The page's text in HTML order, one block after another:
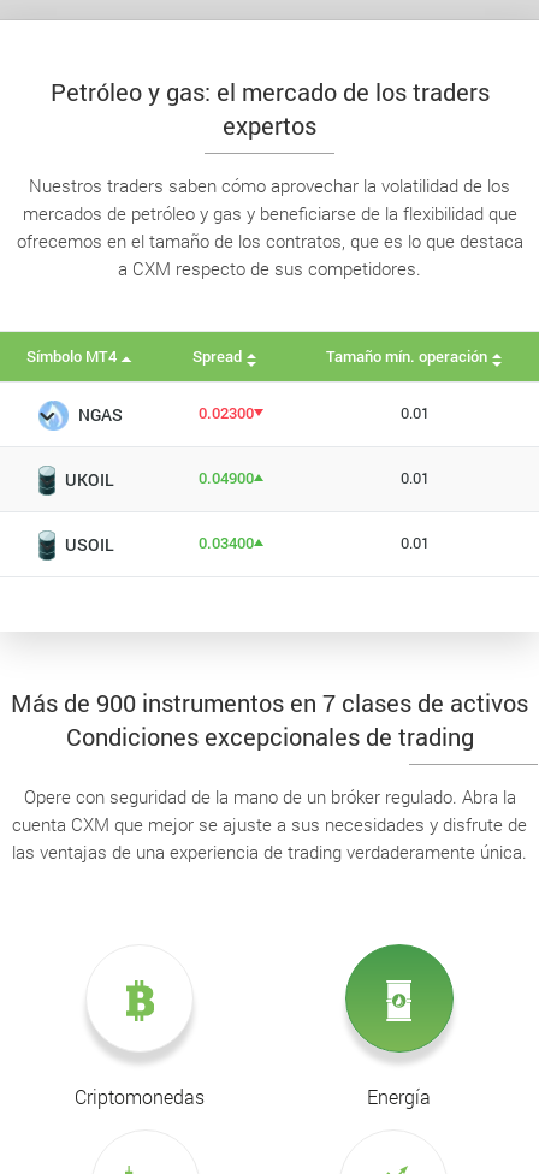
Petróleo y gas: el mercado de los traders
expertos
Nuestros traders saben cómo aprovechar la volatilidad de los
mercados de petróleo y gas y beneficiarse de la flexibilidad que
ofrecemos en el tamaño de los contratos, que es lo que destaca
a CXM respecto de sus competidores.
Símbolo MT4 Spread Tamaño mín. operación
NGAS 0.02300 0.01
UKOIL 0.04900 0.01
USOIL 0.03400 0.01
Más de 900 instrumentos en 7 clases de activos
Condiciones excepcionales de trading
Opere con seguridad de la mano de un bróker regulado. Abra la
cuenta CXM que mejor se ajuste a sus necesidades y disfrute de
las ventajas de una experiencia de trading verdaderamente única.
Criptomonedas Energía